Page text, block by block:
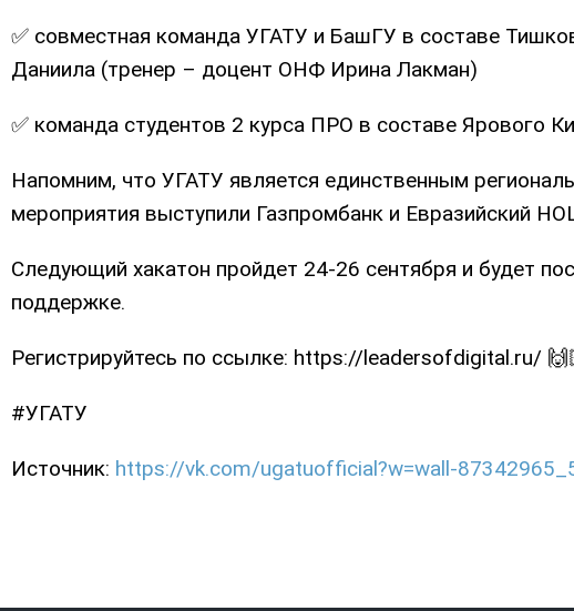
✅ совместная команда УГАТУ и БашГУ в составе
Даниила (тренер – доцент ОНФ Ирина Лакман)
✅ команда студентов 2 курса ПРО в составе Ярового
Напомним, что УГАТУ является единственным
мероприятия выступили Газпромбанк и Евразийский
Следующий хакатон пройдет 24-26 сентября и будет
поддержке.
Регистрируйтесь по ссылке: https://leadersofdigital.ru/
#УГАТУ
Источник: https://vk.com/ugatuofficial?w=wall-